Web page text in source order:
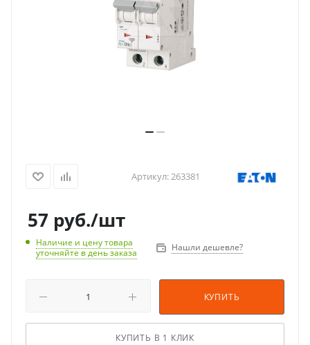
Артикул:263381
57 руб./шт
Наличие и цену товара
уточняйте в день заказа
Нашли дешевле?
КУПИТЬ
КУПИТЬ В 1 КЛИК